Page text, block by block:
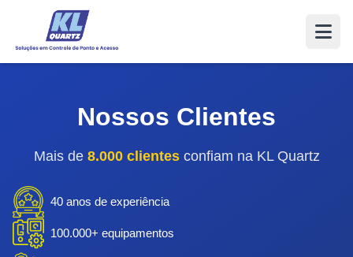
Nossos Clientes
Mais de 8.000 clientesconfiam na KL Quartz
40 anos de experiência
100.000+ equipamentos